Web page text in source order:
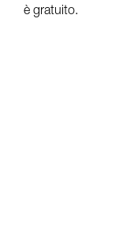
è gratuito.